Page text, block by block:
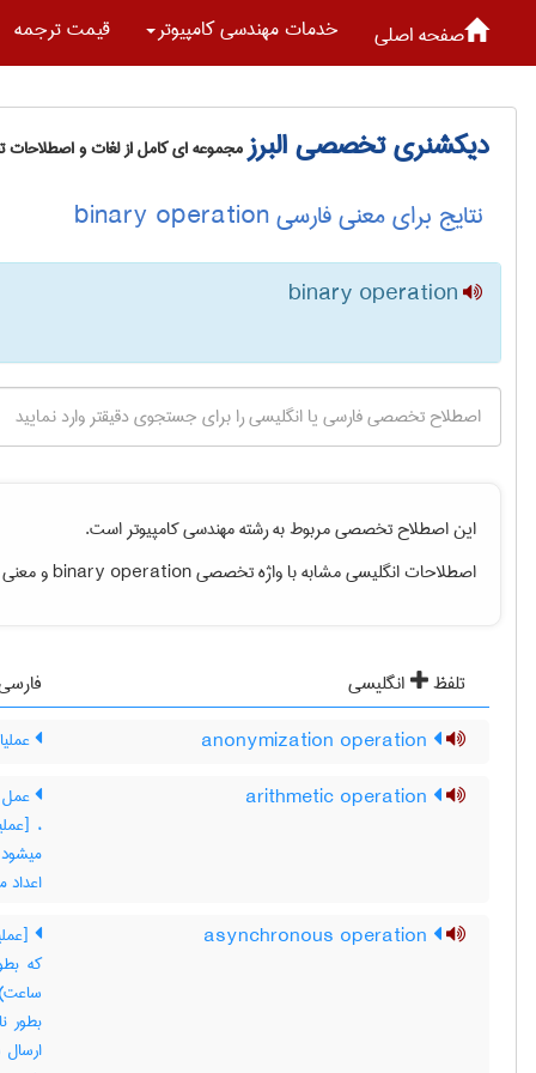
صفحه اصلی خدمات مهندسی كامپيوتر قیمت ترجمه
دیکشنری تخصصی البرزمجموعه ای کامل از لغات و
نتایج برای معنی فارسی binary operation
binary operation
این اصطلاح تخصصی مربوط به رشتهمهندسی كامپيوتراست.
اصطلاحات انگلیسی مشابه با واژه تخصصیbinary operationو معنی
تلفظ انگلیسی
عمل
،
اعداد
که
بطور
ارسال